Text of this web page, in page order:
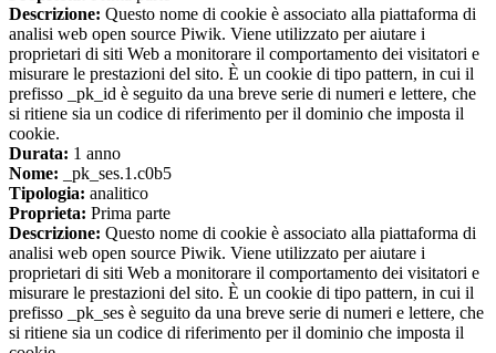
Descrizione: Questo nome di cookie è associato alla piattaforma di
analisi web open source Piwik. Viene utilizzato per aiutare i
proprietari di siti Web a monitorare il comportamento dei visitatori e
misurare le prestazioni del sito. È un cookie di tipo pattern, in cui il
prefisso _pk_id è seguito da una breve serie di numeri e lettere, che
si ritiene sia un codice di riferimento per il dominio che imposta il
cookie.
Durata: 1 anno
Nome: _pk_ses.1.c0b5
Tipologia: analitico
Proprieta: Prima parte
Descrizione: Questo nome di cookie è associato alla piattaforma di
analisi web open source Piwik. Viene utilizzato per aiutare i
proprietari di siti Web a monitorare il comportamento dei visitatori e
misurare le prestazioni del sito. È un cookie di tipo pattern, in cui il
prefisso _pk_ses è seguito da una breve serie di numeri e lettere, che
si ritiene sia un codice di riferimento per il dominio che imposta il